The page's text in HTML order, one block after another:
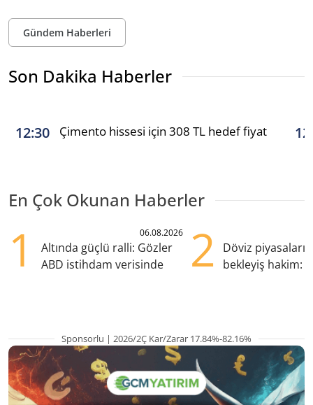
Gündem Haberleri
Son Dakika Haberler
12:30 Çimento hissesi için 308 TL hedef fiyat
En Çok Okunan Haberler
1 06.08.2026
Altında güçlü ralli: Gözler
ABD istihdam verisinde
2
Döviz
bekleyiş hakim:
Sponsorlu | 2026/2Ç Kar/Zarar 17.84%-82.16%